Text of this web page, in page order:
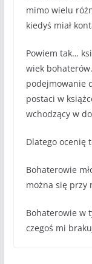
mimo wielu
kiedyś miał
Powiem tak…
wiek
podejmowanie
postaci w
wchodzący w
Dlatego ocenię
Bohaterowie
można się przy
Bohaterowie w
czegoś mi